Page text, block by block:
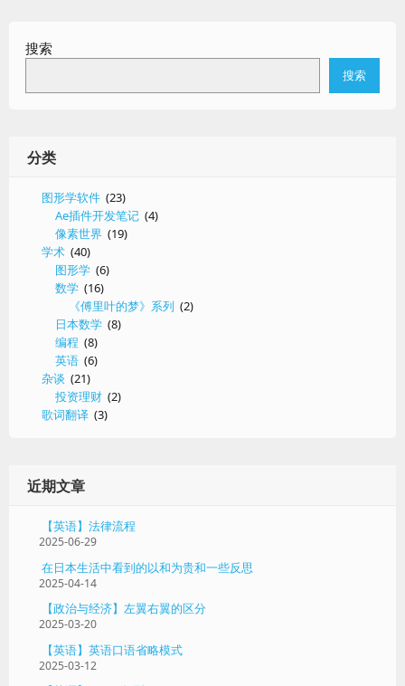
本
理
搜索
搜索
分类
图形学软件 (23)
Ae插件开发笔记 (4)
像素世界 (19)
学术 (40)
图形学 (6)
数学 (16)
《傅里叶的梦》系列 (2)
日本数学 (8)
编程 (8)
英语 (6)
杂谈 (21)
投资理财 (2)
歌词翻译 (3)
近期文章
【英语】法律流程
2025-06-29
在日本生活中看到的以和为贵和一些反思
2025-04-14
【政治与经济】左翼右翼的区分
2025-03-20
【英语】英语口语省略模式
2025-03-12